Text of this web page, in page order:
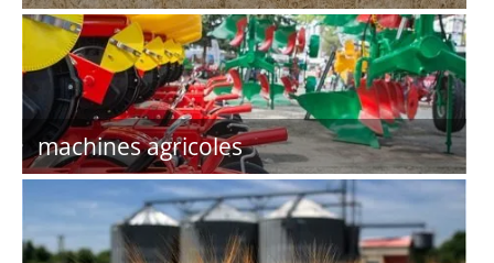
machines agricoles